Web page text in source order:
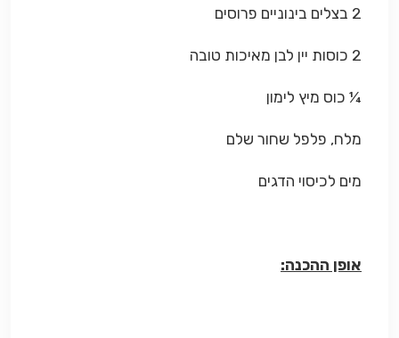
2 בצלים בינוניים פרוסים
2 כוסות יין לבן מאיכות טובה
¼ כוס מיץ לימון
מלח, פלפל שחור שלם
מים לכיסוי הדגים
אופן ההכנה: